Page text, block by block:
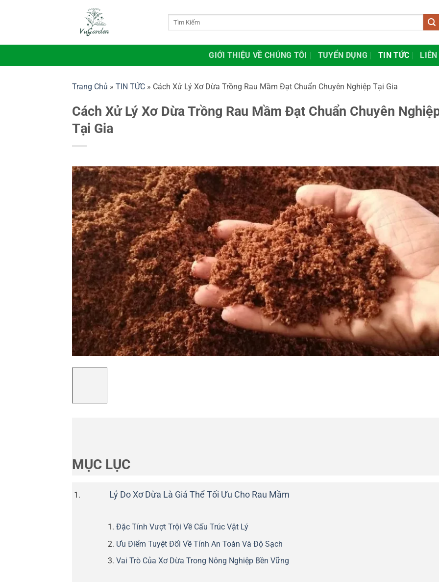
dung
GIỚI THIỆU VỀ CHÚNG TÔI TUYỂN DỤNG TIN TỨC LIÊN
Trang Chủ » TIN TỨC » Cách Xử Lý Xơ Dừa Trồng Rau Mầm Đạt Chuẩn Chuyên Nghiệp Tại Gia
Cách Xử Lý Xơ Dừa Trồng Rau Mầm Đạt Chuẩn Chuyên
Tại Gia
MỤC LỤC
Lý Do Xơ Dừa Là Giá Thể Tối Ưu Cho Rau Mầm
Đặc Tính Vượt Trội Về Cấu Trúc Vật Lý
Ưu Điểm Tuyệt Đối Về Tính An Toàn Và Độ Sạch
Vai Trò Của Xơ Dừa Trong Nông Nghiệp Bền Vững